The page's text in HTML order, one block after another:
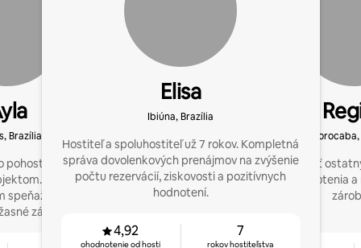
Brazília
pohostinnosti a začal
Pred 5 rokmi
ich objekty a
zážitky.
Elisa
Ibiúna, Brazília
Hostiteľ a spoluhostiteľ už 7 rokov. Kompletná
správa dovolenkových prenájmov na zvýšenie
počtu rezervácií, ziskovosti a pozitívnych
hodnotení.
4,92
ohodnotenie od hostí
7
rokov hostiteľstva
Chcem pomôcť
skvelé hodnotenia